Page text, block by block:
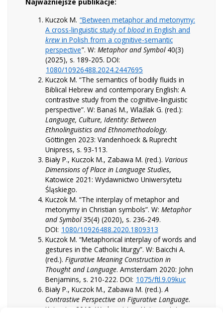
Kuczok M. “Between metaphor and metonymy:
A cross-linguistic study ofblood in English and
krew in Polish from a cognitive-semantic
perspective”. W: Metaphor and Symbol40(3)
(2025), s. 189-205. DOI:
1080/10926488.2024.2447695
Kuczok M. “The semantics of bodily fluids in
Biblical Hebrew and contemporary English: A
contrastive study from the cognitive-linguistic
perspective”. W: Banaś M., Wlaźlak G. (red.):
Language, Culture, Identity: Between
Ethnolinguistics and Ethnomethodology.
Göttingen 2023: Vandenhoeck & Ruprecht
Unipress, s. 93-113.
Biały P., Kuczok M., Zabawa M. (red.). Various
Dimensions of Place in Language Studies,
Katowice 2021: Wydawnictwo Uniwersytetu
Śląskiego.
Kuczok M. “The interplay of metaphor and
metonymy in Christian symbols”. W: Metaphor
and Symbol35(4) (2020), s. 236-249.
DOI: 1080/10926488.2020.1809313
Kuczok M. “Metaphorical interplay of words and
gestures in the Catholic liturgy”. W: Baicchi A.
(red.). Figurative Meaning Construction in
Thought and Language. Amsterdam 2020: John
Benjamins, s. 210-222. DOI: 1075/ftl.9.09kuc
Biały P., Kuczok M., Zabawa M. (red.).A
Contrastive Perspective on Figurative Language.
Katowice 2019: Wydawnictwo Uniwersytetu